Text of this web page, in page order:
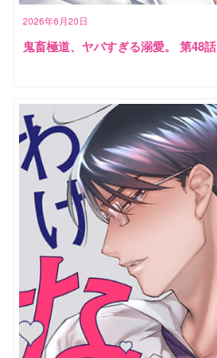
2026年6月20日
鬼畜極道、ヤバすぎる溺愛。 第48話